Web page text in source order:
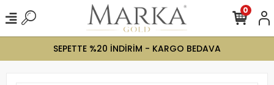
SEPETTE %20 İNDİRİM - KARGO BEDAVA
0